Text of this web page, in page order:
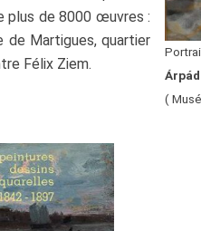
(
plus de 8000 œuvres :
de Martigues, quartier
Félix Ziem.